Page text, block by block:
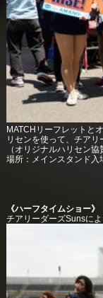
MATCHリーフレットと
リセンを使って、チアリ
（オリジナルハリセン協
場所：メインスタンド入
《ハーフタイムショー》
チアリーダーズSunsに